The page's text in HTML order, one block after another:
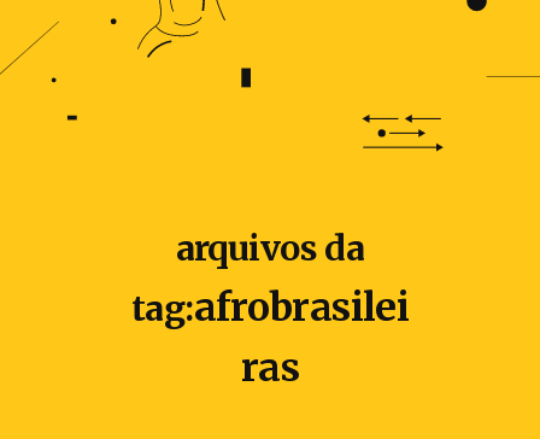
arquivos da
tag:afrobrasilei
ras